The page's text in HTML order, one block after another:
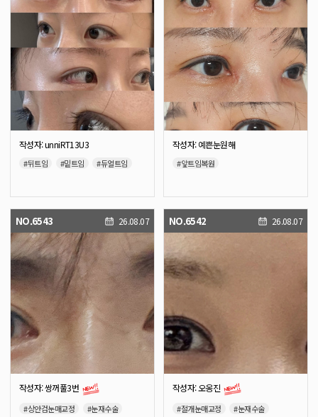
작성자: unniRT13U3
#뒤트임 #밑트임 #듀얼트임
작성자: 예쁜눈원해
#앞트임복원
NO.6543 26.08.07
작성자: 쌍꺼풀3번
#상안검눈매교정
#눈재수술
NO.6542 26.08.07
작성자: 오옹진
#절개눈매교정
#눈재수술